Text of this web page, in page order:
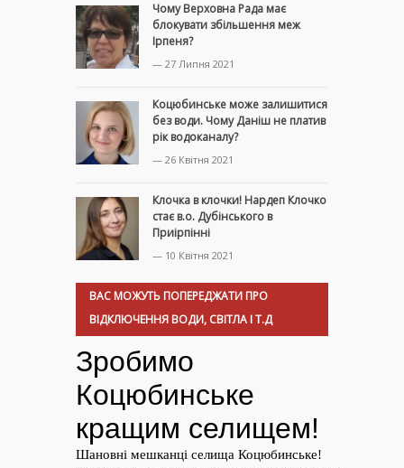
Чому Верховна Рада має
блокувати збільшення меж
Ірпеня?
— 27 Липня 2021
Коцюбинське може залишитися
без води. Чому Даніш не платив
рік водоканалу?
— 26 Квітня 2021
Клочка в клочки! Нардеп Клочко
стає в.о. Дубінського в
Приірпінні
— 10 Квітня 2021
ВАС МОЖУТЬ ПОПЕРЕДЖАТИ ПРО
ВІДКЛЮЧЕННЯ ВОДИ, СВІТЛА І Т.Д